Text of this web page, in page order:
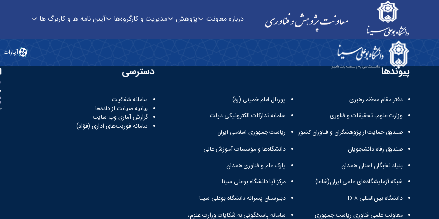
درباره معاونت پژوهش مدیریت و کارگروه‌ها آیین نامه ها و کاربرگ ها
فهرست نشریات علمی معتبر - معاونت پژوهش و فناوری آپارات
پیوندها
دفتر مقام معظم رهبری
وزارت علوم، تحقیقات و فناوری
صندوق حمایت از پژوهشگران و فناوران کشور
صندوق رفاه دانشجویان
بنیاد نخبگان استان همدان
شبکه آزمایشگاه‌های علمی ایران(شاعا)
دانشگاه بین‌المللی D-۸
معاونت علمی فناوری ریاست جمهوری
پورتال امام خمینی (ره)
سامانه تدارکات الکترونیکی دولت
ریاست جمهوری اسلامی ایران
دانشگاه‌ها و مؤسسات آموزش عالی
پارک علم و فناوری همدان
مرکز آپا دانشگاه بوعلی سینا
دبیرستان پسرانه دانشگاه بوعلی سینا
سامانه پاسخگوئی به شکایات وزارت علوم،
دسترسی
سامانه شفافیت
بیانیه صیانت از داده‌ها
گزارش آماری وب‌ سایت
سامانه فوریت‌های اداری (فؤاد)